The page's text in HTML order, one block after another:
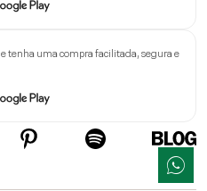
e tenha uma compra facilitada, segura e